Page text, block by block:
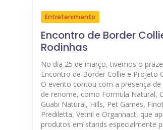
Entretenimento
Encontro de Border
Rodinhas
No dia 25 de março, tivemos o
Encontro de Border Collie e Projeto
O evento contou com a presença de
de renome, como Formula Natural,
Guabi Natural, Hills, Pet Games,
Prediletta, Vetnil e Organnact, que
produtos em stands especialmente